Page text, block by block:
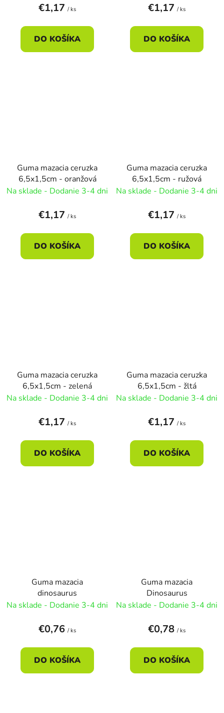
€1,17 / ks
DO KOŠÍKA
€1,17 / ks
DO KOŠÍKA
Guma mazacia ceruzka
6,5x1,5cm - oranžová
Na sklade - Dodanie 3-4 dni
€1,17 / ks
DO KOŠÍKA
Guma mazacia ceruzka
6,5x1,5cm - ružová
Na sklade - Dodanie 3-4 dni
€1,17 / ks
DO KOŠÍKA
Guma mazacia ceruzka
6,5x1,5cm - zelená
Na sklade - Dodanie 3-4 dni
€1,17 / ks
DO KOŠÍKA
Guma mazacia ceruzka
6,5x1,5cm - žltá
Na sklade - Dodanie 3-4 dni
€1,17 / ks
DO KOŠÍKA
Guma mazacia
dinosaurus
Na sklade - Dodanie 3-4 dni
€0,76 / ks
DO KOŠÍKA
Guma mazacia
Dinosaurus
Na sklade - Dodanie 3-4 dni
€0,78 / ks
DO KOŠÍKA